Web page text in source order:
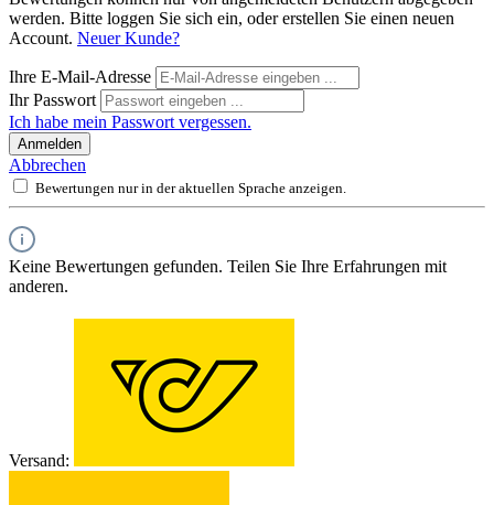
werden. Bitte loggen Sie sich ein, oder erstellen Sie einen neuen
Account. Neuer Kunde?
Ihre E-Mail-Adresse
Ihr Passwort
Ich habe mein Passwort vergessen.
Anmelden
Abbrechen
Bewertungen nur in der aktuellen Sprache anzeigen.
Keine Bewertungen gefunden. Teilen Sie Ihre Erfahrungen mit
anderen.
Versand: